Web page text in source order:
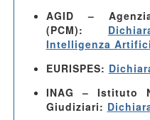
AGID –
(PCM):
Intelligenza
EURISPES:
INAG – Istituto
Giudiziari: